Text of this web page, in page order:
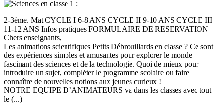
2-3ème. Mat CYCLE I 6-8 ANS CYCLE II 9-10 ANS CYCLE III
11-12 ANS Infos pratiques FORMULAIRE DE RESERVATION
Chers enseignants,
Les animations scientifiques Petits Débrouillards en classe ? Ce sont
des expériences simples et amusantes pour explorer le monde
fascinant des sciences et de la technologie. Quoi de mieux pour
introduire un sujet, compléter le programme scolaire ou faire
connaître de nouvelles notions aux jeunes curieux !
NOTRE EQUIPE D’ANIMATEURS va dans les classes avec tout
le (...)